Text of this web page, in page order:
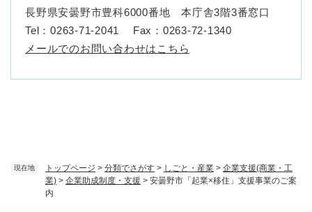
現在地 トップページ > 分類でさがす > しごと・産業 > 企業支援(商業・工
業) > 企業助成制度・支援 > 安曇野市「起業×移住」支援事業のご案
内
長野県安曇野市豊科6000番地 本庁舎3階3番窓口
Tel：0263-71-2041
Fax：0263-72-1340
メールでのお問い合わせはこちら